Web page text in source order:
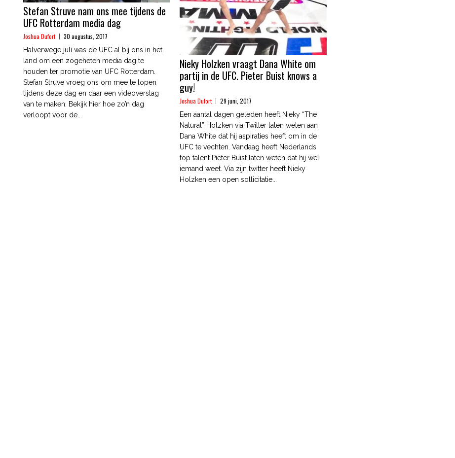
Stefan Struve nam ons mee tijdens de
UFC Rotterdam media dag
Joshua Dufort 30 augustus, 2017
Halverwege juli was de UFC al bij ons in het
land om een zogeheten media dag te
houden ter promotie van UFC Rotterdam.
Stefan Struve vroeg ons om mee te lopen
tijdens deze dag en daar een videoverslag
van te maken. Bekijk hier hoe zo’n dag
verloopt voor de...
Nieky Holzken vraagt Dana White om
partij in de UFC. Pieter Buist knows a
guy!
Joshua Dufort 29 juni, 2017
Een aantal dagen geleden heeft Nieky “The
Natural” Holzken via Twitter laten weten aan
Dana White dat hij aspiraties heeft om in de
UFC te vechten. Vandaag heeft Nederlands
top talent Pieter Buist laten weten dat hij wel
iemand weet. Via zijn twitter heeft Nieky
Holzken een open sollicitatie...